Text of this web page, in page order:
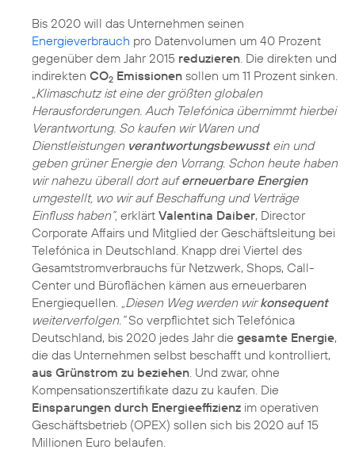
Bis 2020 will das Unternehmen seinen
Energieverbrauch pro Datenvolumen um 40 Prozent
gegenüber dem Jahr 2015 reduzieren . Die direkten und
indirekten CO2 Emissionen sollen um 11 Prozent sinken.
„Klimaschutz ist eine der größten globalen
Herausforderungen. Auch Telefónica übernimmt hierbei
Verantwortung. So kaufen wir Waren und
Dienstleistungen verantwortungsbewusstein und
geben grüner Energie den Vorrang. Schon heute haben
wir nahezu überall dort auferneuerbare Energien
umgestellt, wo wir auf Beschaffung und Verträge
Einfluss haben“, erklärt Valentina Daiber, Director
Corporate Affairs und Mitglied der Geschäftsleitung bei
Telefónica in Deutschland. Knapp drei Viertel des
Gesamtstromverbrauchs für Netzwerk, Shops, Call-
Center und Büroflächen kämen aus erneuerbaren
Energiequellen.
„Diesen Weg werden wirkonsequent
weiterverfolgen.“So verpflichtet sich Telefónica
Deutschland, bis 2020 jedes Jahr die gesamte Energie,
die das Unternehmen selbst beschafft und kontrolliert,
aus Grünstrom zu beziehen . Und zwar, ohne
Kompensationszertifikate dazu zu kaufen. Die
Einsparungen durch Energieeffizienz im operativen
Geschäftsbetrieb (OPEX) sollen sich bis 2020 auf 15
Millionen Euro belaufen.